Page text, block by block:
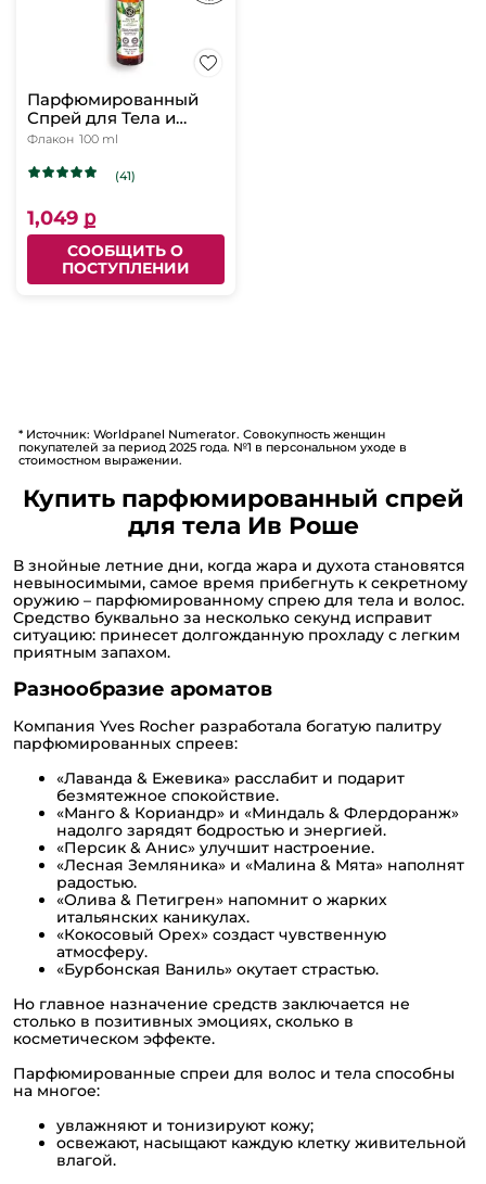
Парфюмированный
Спрей для Тела и
Волос «Олива &
Флакон 100 ml
(41)
1,049 ք
СООБЩИТЬ О
ПОСТУПЛЕНИИ
* Источник: Worldpanel Numerator. Совокупность женщин
покупателей за период 2025 года. №1 в персональном уходе в
стоимостном выражении.
Купить парфюмированный спрей
для тела Ив Роше
В знойные летние дни, когда жара и духота становятся
невыносимыми, самое время прибегнуть к секретному
оружию – парфюмированному спрею для тела и волос.
Средство буквально за несколько секунд исправит
ситуацию: принесет долгожданную прохладу с легким
приятным запахом.
Разнообразие ароматов
Компания Yves Rocher разработала богатую палитру
парфюмированных спреев:
«Лаванда & Ежевика» расслабит и подарит
безмятежное спокойствие.
«Манго & Кориандр» и «Миндаль & Флердоранж»
надолго зарядят бодростью и энергией.
«Персик & Анис» улучшит настроение.
«Лесная Земляника» и «Малина & Мята» наполнят
радостью.
«Олива & Петигрен» напомнит о жарких
итальянских каникулах.
«Кокосовый Орех» создаст чувственную
атмосферу.
«Бурбонская Ваниль» окутает страстью.
Но главное назначение средств заключается не
столько в позитивных эмоциях, сколько в
косметическом эффекте.
Парфюмированные спреи для волос и тела способны
на многое:
увлажняют и тонизируют кожу;
освежают, насыщают каждую клетку живительной
влагой.